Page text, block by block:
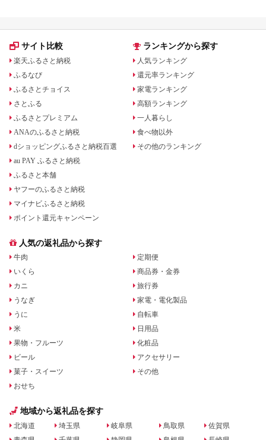
サイト比較
楽天ふるさと納税
ふるなび
ふるさとチョイス
さとふる
ふるさとプレミアム
ANAのふるさと納税
dショッピングふるさと納税百選
au PAY ふるさと納税
ふるさと本舗
ヤフーのふるさと納税
マイナビふるさと納税
ポイント還元キャンペーン
ランキングから探す
人気ランキング
還元率ランキング
家電ランキング
高額ランキング
一人暮らし
食べ物以外
その他のランキング
人気の返礼品から探す
牛肉
いくら
カニ
うなぎ
うに
米
果物・フルーツ
ビール
菓子・スイーツ
おせち
定期便
商品券・金券
旅行券
家電・電化製品
自転車
日用品
化粧品
アクセサリー
その他
地域から返礼品を探す
北海道
埼玉県
岐阜県
鳥取県
佐賀県